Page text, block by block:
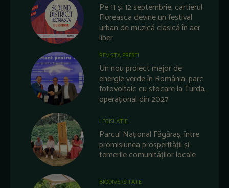
Pe 11 și 12 septembrie, cartierul
Floreasca devine un festival
urban de muzică clasică în aer
liber
REVISTA PRESEI
Un nou proiect major de
energie verde în România: parc
fotovoltaic cu stocare la Turda,
operațional din 2027
LEGISLATIE
Parcul Național Făgăraș, între
promisiunea prosperității și
temerile comunităților locale
BIODIVERSITATE